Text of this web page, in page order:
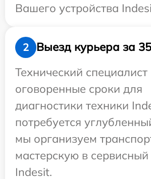
Вашего устройства
2
Выезд курьера за
Технический
оговоренные сроки для
диагностики техники
потребуется
мы организуем
мастерскую в сервисный
Indesit.